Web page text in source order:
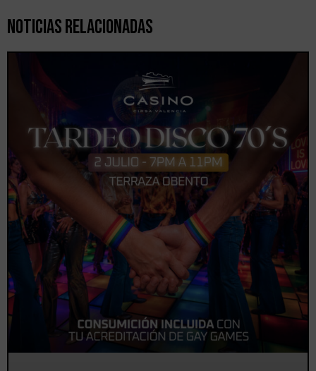
Noticias Relacionadas